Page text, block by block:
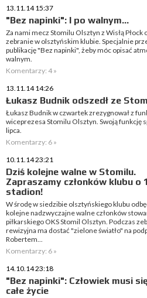
13.11.14 15:37
"Bez napinki": I po walnym...
Za nami mecz Stomilu Olsztyn z Wisłą Płock
zebranie w olsztyńskim klubie. Specjalnie
publikację "Bez napinki", żeby móc opisać
walnym.
Komentarzy: 4 »
13.11.14 14:26
Łukasz Budnik odszedł ze
Łukasz Budnik w czwartek zrezygnował z
wiceprezesa Stomilu Olsztyn. Swoją funkcję
lipca.
Komentarzy: 6 »
10.11.14 23:21
Dziś kolejne walne w Stomilu.
Zapraszamy członków klubu o
stadion!
W środę w siedzibie olsztyńskiego klubu
kolejne nadzwyczajne walne członków
piłkarskiego OKS Stomil Olsztyn. Podczas
rewizyjna ma dostać "zielone światło" na
Robertem...
Komentarzy: 6 »
14.10.14 23:18
"Bez napinki": Człowiek musi
całe życie